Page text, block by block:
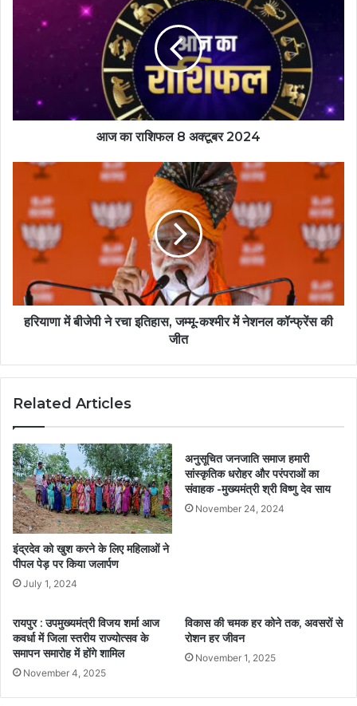
आज का राशिफल 8 अक्टूबर 2024
हरियाणा में बीजेपी ने रचा इतिहास, जम्मू-कश्मीर में नेशनल कॉन्फ्रेंस की
जीत
Related Articles
इंद्रदेव को खुश करने के लिए महिलाओं ने
पीपल पेड़ पर किया जलार्पण
July 1, 2024
अनुसूचित जनजाति समाज हमारी
सांस्कृतिक धरोहर और परंपराओं का
संवाहक -मुख्यमंत्री श्री विष्णु देव साय
November 24, 2024
रायपुर : उपमुख्यमंत्री विजय शर्मा आज
कवर्धा में जिला स्तरीय राज्योत्सव के
समापन समारोह में होंगे शामिल
November 4, 2025
विकास की चमक हर कोने तक, अवसरों से
रोशन हर जीवन
November 1, 2025